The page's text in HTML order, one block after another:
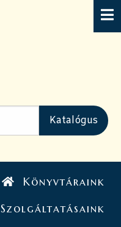
Könyvtáraink
Szolgáltatásaink